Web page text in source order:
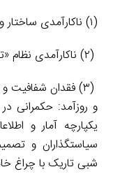
(۱) ناکارآمدی ساختار و تشکیلات دولت در ایران
(۲) ناکارآمدی نظام «تقنینی» و «نظارتی»
(۳) فقدان شفافیت و
و روزآمد: حکمرانی
یکپارچه آمار و
سیاستگذاران و
شبی تاریک با چراغ